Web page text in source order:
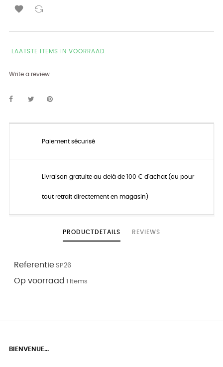

LAATSTE ITEMS IN VOORRAAD
Write a review
Paiement sécurisé
Livraison gratuite au delà de 100 € d'achat (ou pour
tout retrait directement en magasin)
PRODUCTDETAILS REVIEWS
Referentie SP26
Op voorraad 1 Items
BIENVENUE...